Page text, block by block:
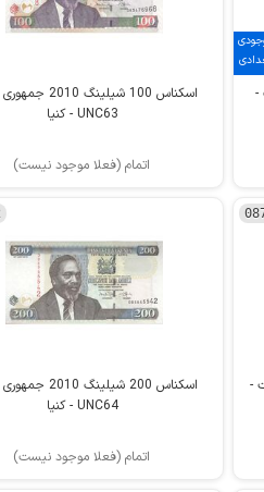
-
اسکناس 100 شیلینگ
UNC63 - کنیا
اتمام (فعلا موجود نیست)
-
اسکناس 200 شیلینگ
UNC64 - کنیا
اتمام (فعلا موجود نیست)